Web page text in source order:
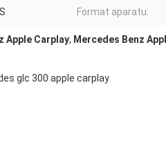
Format aparatu:
Apple Carplay, Mercedes Benz
glc 300 apple carplay